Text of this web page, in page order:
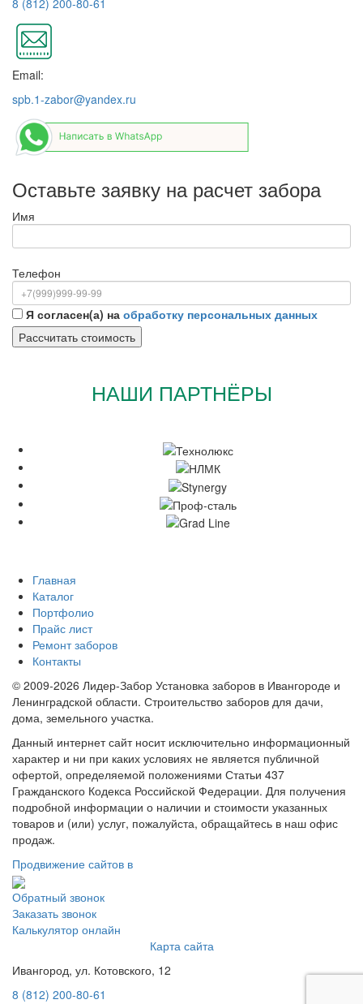
Email:
spb.1-zabor@yandex.ru
Оставьте заявку на расчет забора
Имя
Телефон
Я согласен(а) на обработку персональных данных
НАШИ ПАРТНЁРЫ
Главная
Каталог
Портфолио
Прайс лист
Ремонт заборов
Контакты
© 2009-2026 Лидер-Забор Установка заборов в Ивангороде и
Ленинградской области. Строительство заборов для дачи,
дома, земельного участка.
Данный интернет сайт носит исключительно информационный
характер и ни при каких условиях не является публичной
офертой, определяемой положениями Статьи 437
Гражданского Кодекса Российской Федерации. Для получения
подробной информации о наличии и стоимости указанных
товаров и (или) услуг, пожалуйста, обращайтесь в наш офис
продаж.
Продвижение сайтов в
Обратный звонок
Заказать звонок
Калькулятор онлайн
Карта сайта
Ивангород, ул. Котовского, 12
8 (812) 200-80-61